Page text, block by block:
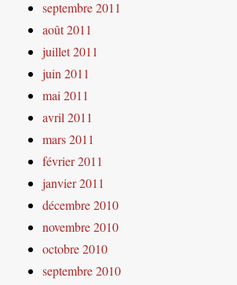
septembre 2011
août 2011
juillet 2011
juin 2011
mai 2011
avril 2011
mars 2011
février 2011
janvier 2011
décembre 2010
novembre 2010
octobre 2010
septembre 2010